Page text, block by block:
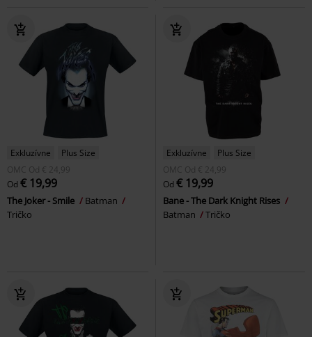
Exkluzívne
Plus Size
OMC Od € 24,99
Od € 19,99
The Joker - Smile
Batman
Tričko
Exkluzívne
Plus Size
OMC Od € 24,99
Od € 19,99
Bane - The Dark Knight Rises
Batman
Tričko